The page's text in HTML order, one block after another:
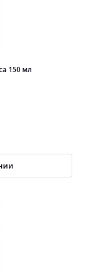
150 мл